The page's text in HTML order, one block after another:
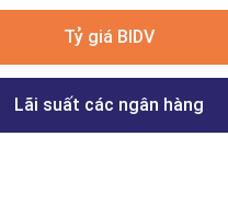
Tỷ giá BIDV
Lãi suất các ngân hàng